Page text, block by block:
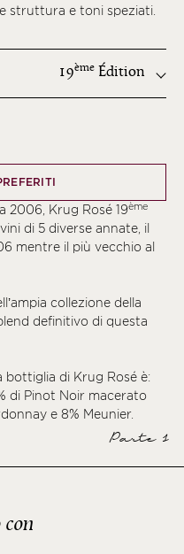
struttura e toni speziati.
19ème Édition
2006, Krug Rosé 19ème
di 5 diverse annate, il
mentre il più vecchio al
collezione della
definitivo di questa
bottiglia di Krug Rosé è:
di Pinot Noir macerato
e 8% Meunier.
Parte 1